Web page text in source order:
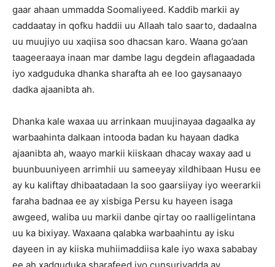
gaar ahaan ummadda Soomaliyeed. Kaddib markii ay
caddaatay in qofku haddii uu Allaah talo saarto, dadaalna
uu muujiyo uu xaqiisa soo dhacsan karo. Waana go’aan
taageeraaya inaan mar dambe lagu degdein aflagaadada
iyo xadguduka dhanka sharafta ah ee loo gaysanaayo
dadka ajaanibta ah.
Dhanka kale waxaa uu arrinkaan muujinayaa dagaalka ay
warbaahinta dalkaan intooda badan ku hayaan dadka
ajaanibta ah, waayo markii kiiskaan dhacay waxay aad u
buunbuuniyeen arrimhii uu sameeyay xildhibaan Husu ee
ay ku kaliftay dhibaatadaan la soo gaarsiiyay iyo weerarkii
faraha badnaa ee ay xisbiga Persu ku hayeen isaga
awgeed, waliba uu markii danbe qirtay oo raalligelintana
uu ka bixiyay. Waxaana qalabka warbaahintu ay isku
dayeen in ay kiiska muhiimaddiisa kale iyo waxa sababay